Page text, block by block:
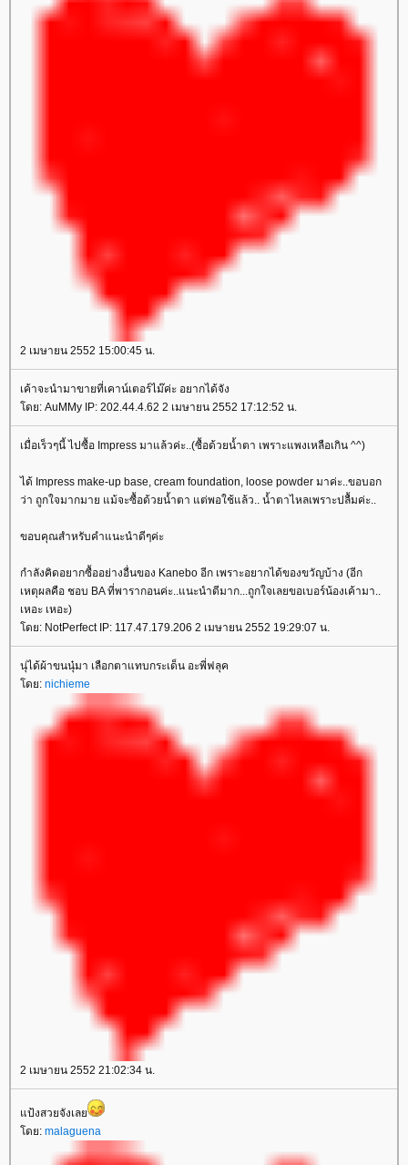
2 เมษายน 2552 15:00:45 น.
เค้าจะนำมาขายที่เคาน์เตอร์ไม๊ค่ะ อยากได้จัง
ดย: AuMMy IP: 202.44.4.62 2 เมษายน 2552 17:12:52 น.
เมื่อเร็วๆนี้ ไปซื้อ Impress มาแล้วค่ะ..(ซื้อด้วยน้ำตา เพราะแพงเหลือเกิน ^^)
ได้ Impress make-up base, cream foundation, loose powder มาค่ะ..ขอบอก
ว่า ถูกใจมากมาย แม้จะซื้อด้วยน้ำตา แต่พอใช้แล้ว.. น้ำตาไหลเพราะปลื้มค่ะ..
ขอบคุณสำหรับคำแนะนำดีๆค่ะ
กำลังคิดอยากซื้ออย่างอื่นของ Kanebo อีก เพราะอยากได้ของขวัญบ้าง (อีก
เหตุผลคือ ชอบ BA ที่พารากอนค่ะ..แนะนำดีมาก...ถูกใจเลยขอเบอร์น้องเค้ามา..
เหอะ เหอะ)
ดย: NotPerfect IP: 117.47.179.206 2 เมษายน 2552 19:29:07 น.
นุ่ได้ผ้าขนนุ๋มา เลือกตาแทบกระเด็น อะพี่ฟลุค
ดย: nichieme
2 เมษายน 2552 21:02:34 น.
ป้งสวยจังเล
ดย: malaguena